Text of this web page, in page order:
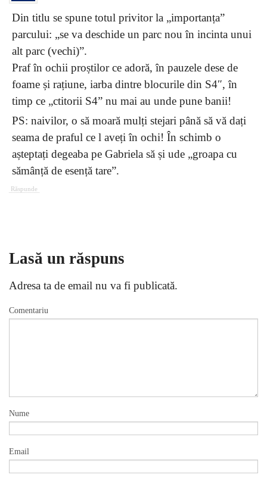
Din titlu se spune totul privitor la „importanța”
parcului: „se va deschide un parc nou în incinta unui
alt parc (vechi)”.
Praf în ochii proștilor ce adoră, în pauzele dese de
foame și rațiune, iarba dintre blocurile din S4″, în
timp ce „ctitorii S4” nu mai au unde pune banii!
PS: naivilor, o să moară mulți stejari până să vă dați
seama de praful ce l aveți în ochi! În schimb o
așteptați degeaba pe Gabriela să și ude „groapa cu
sămânță de esență tare”.
Răspunde
Lasă un răspuns
Adresa ta de email nu va fi publicată.
Comentariu
Nume
Email